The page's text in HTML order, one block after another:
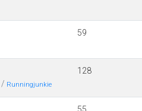
59
/ Runningjunkie
128